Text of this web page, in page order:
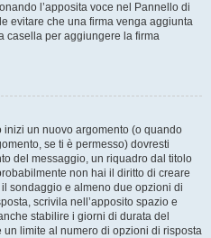
l’apposita voce nel Pannello di
evitare che una firma venga aggiunta
casella per aggiungere la firma
un nuovo argomento (o quando
se ti è permesso) dovresti
del messaggio, un riquadro dal titolo
non hai il diritto di creare
sondaggio e almeno due opzioni di
scrivila nell’apposito spazio e
stabilire i giorni di durata del
un limite al numero di opzioni di risposta